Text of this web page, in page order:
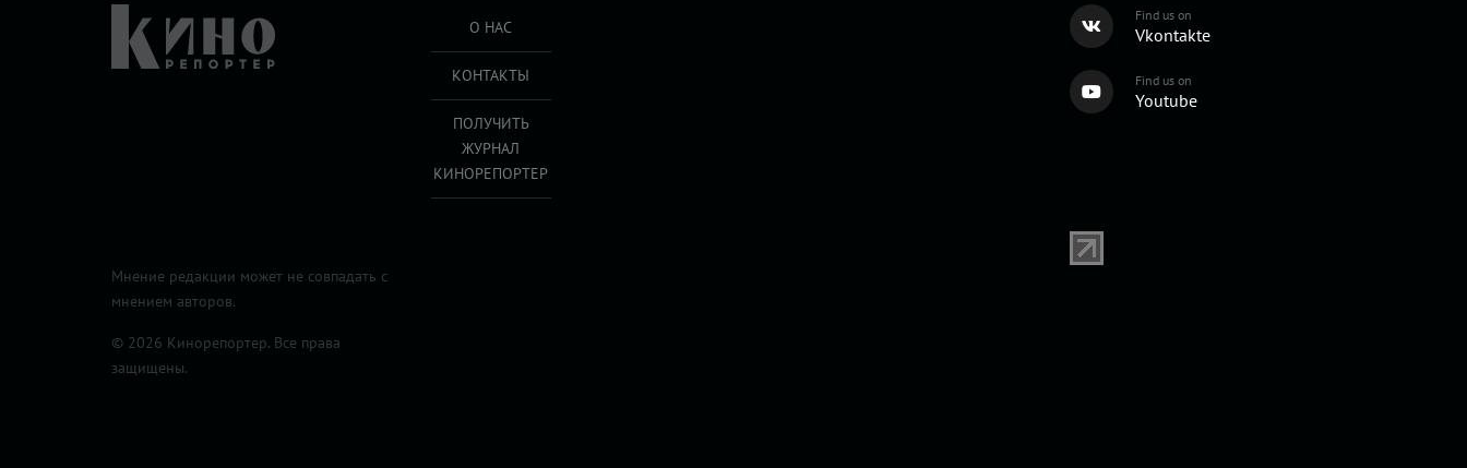
О НАС
КОНТАКТЫ
ПОЛУЧИТЬ
ЖУРНАЛ
КИНОРЕПОРТЕР
Find us on
Vkontakte
Find us on
Youtube
Мнение редакции может не совпадать с
мнением авторов.
© 2026 Кинорепортер. Все права
защищены.